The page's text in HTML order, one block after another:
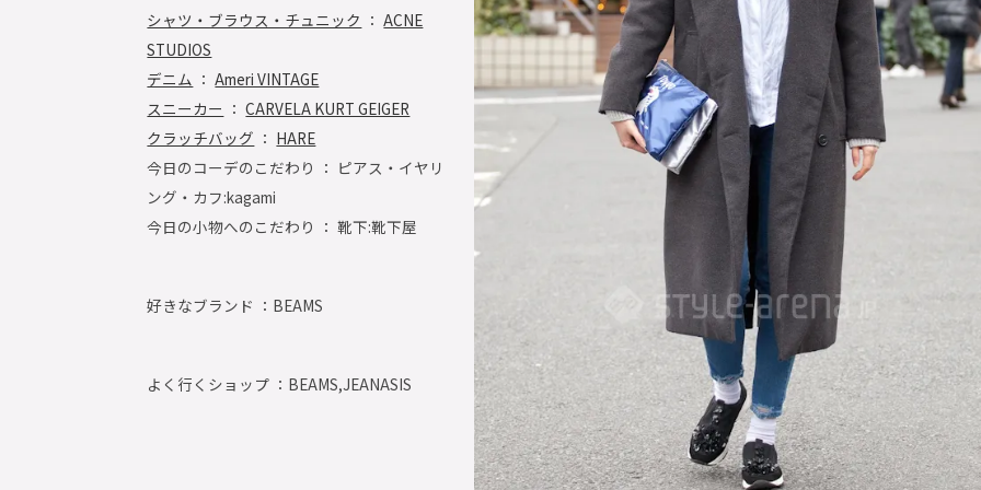
シャツ・ブラウス・チュニック ：ACNE
STUDIOS
デニム ：Ameri VINTAGE
スニーカー ：CARVELA KURT GEIGER
クラッチバッグ ： HARE
今日のコーデのこだわり ： ピアス・イヤリ
ング・カフ:kagami
今日の小物へのこだわり ： 靴下:靴下屋
好きなブランド ： BEAMS
よく行くショップ ： BEAMS,JEANASIS